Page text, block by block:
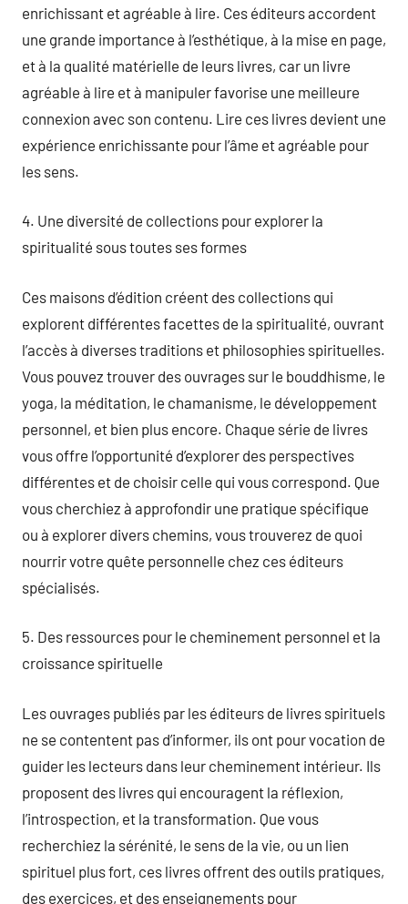
enrichissant et agréable à lire. Ces éditeurs accordent
une grande importance à l’esthétique, à la mise en page,
et à la qualité matérielle de leurs livres, car un livre
agréable à lire et à manipuler favorise une meilleure
connexion avec son contenu. Lire ces livres devient une
expérience enrichissante pour l’âme et agréable pour
les sens.
4. Une diversité de collections pour explorer la
spiritualité sous toutes ses formes
Ces maisons d’édition créent des collections qui
explorent différentes facettes de la spiritualité, ouvrant
l’accès à diverses traditions et philosophies spirituelles.
Vous pouvez trouver des ouvrages sur le bouddhisme, le
yoga, la méditation, le chamanisme, le développement
personnel, et bien plus encore. Chaque série de livres
vous offre l’opportunité d’explorer des perspectives
différentes et de choisir celle qui vous correspond. Que
vous cherchiez à approfondir une pratique spécifique
ou à explorer divers chemins, vous trouverez de quoi
nourrir votre quête personnelle chez ces éditeurs
spécialisés.
5. Des ressources pour le cheminement personnel et la
croissance spirituelle
Les ouvrages publiés par les éditeurs de livres spirituels
ne se contentent pas d’informer, ils ont pour vocation de
guider les lecteurs dans leur cheminement intérieur. Ils
proposent des livres qui encouragent la réflexion,
l’introspection, et la transformation. Que vous
recherchiez la sérénité, le sens de la vie, ou un lien
spirituel plus fort, ces livres offrent des outils pratiques,
des exercices, et des enseignements pour